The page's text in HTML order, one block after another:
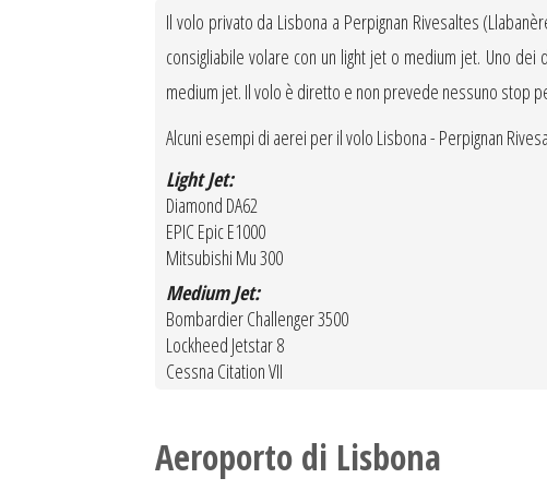
Il volo privato da Lisbona a Perpignan Rivesaltes
consigliabile volare con un light jet o medium jet. Uno
medium jet. Il volo è diretto e non prevede nessuno stop
Alcuni esempi di aerei per il volo Lisbona - Perpignan
Light Jet:
Diamond DA62
EPIC Epic E1000
Mitsubishi Mu 300
Medium Jet:
Bombardier Challenger 3500
Lockheed Jetstar 8
Cessna Citation VII
Aeroporto di Lisbona